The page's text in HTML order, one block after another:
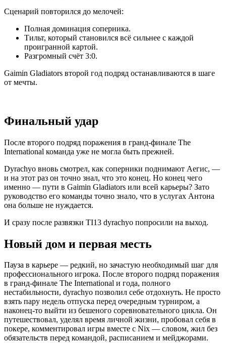
Сценарий повторился до мелочей:
Полная доминация соперника.
Тильт, который становился всё сильнее с каждой
проигранной картой.
Разгромный счёт 3:0.
Gaimin Gladiators второй год подряд останавливаются в шаге
от мечты.
Финальный удар
После второго подряд поражения в гранд-финале The
International команда уже не могла быть прежней.
Dyrachyo вновь смотрел, как соперники поднимают Аегис, —
и на этот раз он точно знал, что это конец. Но конец чего
именно — пути в Gaimin Gladiators или всей карьеры? Зато
руководство его команды точно знало, что в услугах Антона
она больше не нуждается.
И сразу после развязки TI13 dyrachyo попросили на выход.
Новый дом и первая месть
Пауза в карьере — редкий, но зачастую необходимый шаг для
профессионального игрока. После второго подряд поражения
в гранд-финале The International и года, полного
нестабильности, dyrachyo позволил себе отдохнуть. Не просто
взять пару недель отпуска перед очередным турниром, а
наконец-то выйти из бешеного соревновательного цикла. Он
путешествовал, уделял время личной жизни, пробовал себя в
покере, комментировал игры вместе с Nix — словом, жил без
обязательств перед командой, расписанием и мейджорами.